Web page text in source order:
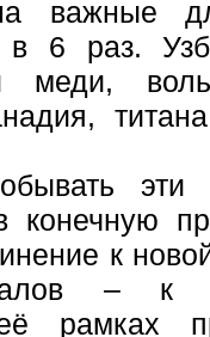
важные
6 раз.
меди,
эти
конечную
к
– к
рамках